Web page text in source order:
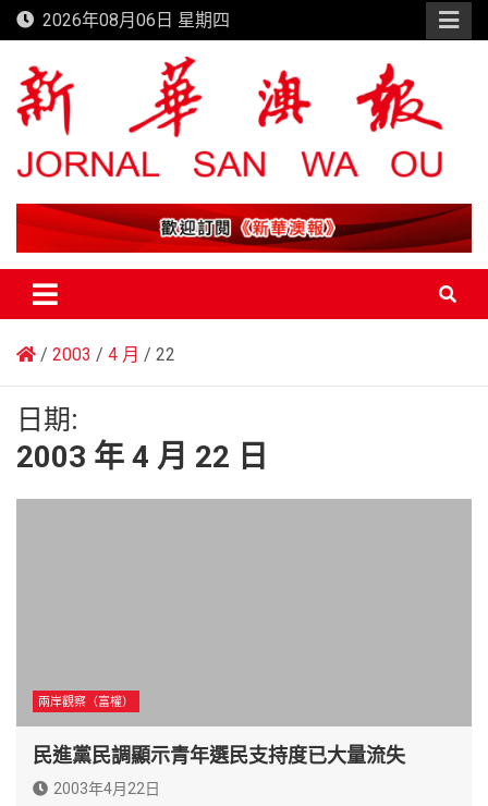
Skip
to
content
2026年08月06日 星期四
新華澳報
2003 4 月 22
日期:
2003 年 4 月 22 日
兩岸觀察（富權）
民進黨民調顯示青年選民支持度已大量流失
2003年4月22日